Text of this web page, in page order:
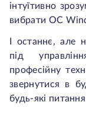
інтуїтивно
вибрати ОС
І останнє, але
під
професійну
звернутися в
будь-які